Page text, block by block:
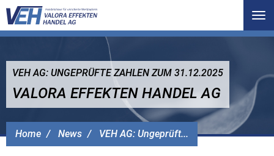
Home News VEH AG: Ungeprüft...
VEH AG: UNGEPRÜFTE ZAHLEN ZUM 31.12.2025
VALORA EFFEKTEN HANDEL AG